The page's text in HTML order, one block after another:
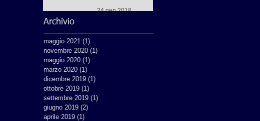
24 gen 2018
Archivio
maggio 2021 (1)
novembre 2020 (1)
maggio 2020 (1)
marzo 2020 (1)
dicembre 2019 (1)
ottobre 2019 (1)
settembre 2019 (1)
giugno 2019 (2)
aprile 2019 (1)